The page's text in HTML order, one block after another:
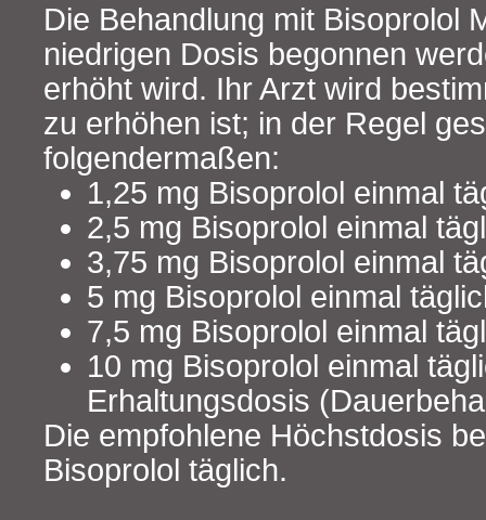
Die Behandlung mit Bisoprolol
niedrigen Dosis begonnen
erhöht wird. Ihr Arzt wird
zu erhöhen ist; in der Regel
folgendermaßen:
1,25 mg Bisoprolol einmal
2,5 mg Bisoprolol einmal
3,75 mg Bisoprolol einmal
5 mg Bisoprolol einmal
7,5 mg Bisoprolol einmal
10 mg Bisoprolol einmal
Erhaltungsdosis
Die empfohlene Höchstdosis
Bisoprolol täglich.